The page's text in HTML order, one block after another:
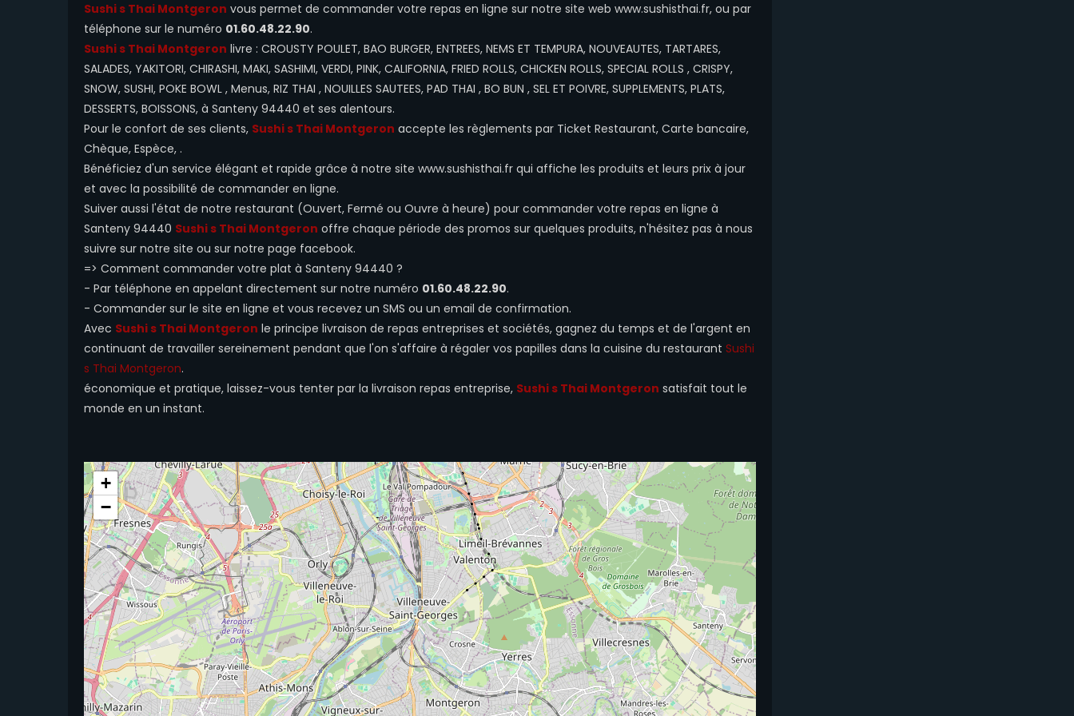
Sushi s Thai Montgeron vous permet de commander votre repas en ligne sur notre site web www.sushisthai.fr, ou par
téléphone sur le numéro 01.60.48.22.90.
Sushi s Thai Montgeron livre : CROUSTY POULET, BAO BURGER, ENTREES, NEMS ET TEMPURA, NOUVEAUTES, TARTARES,
SALADES, YAKITORI, CHIRASHI, MAKI, SASHIMI, VERDI, PINK, CALIFORNIA, FRIED ROLLS, CHICKEN ROLLS, SPECIAL ROLLS , CRISPY,
SNOW, SUSHI, POKE BOWL , Menus, RIZ THAI , NOUILLES SAUTEES, PAD THAI , BO BUN , SEL ET POIVRE, SUPPLEMENTS, PLATS,
DESSERTS, BOISSONS, à Santeny 94440 et ses alentours.
Pour le confort de ses clients, Sushi s Thai Montgeron accepte les règlements par Ticket Restaurant, Carte bancaire,
Chèque, Espèce, .
Bénéficiez d'un service élégant et rapide grâce à notre site www.sushisthai.fr qui affiche les produits et leurs prix à jour
et avec la possibilité de commander en ligne.
Suiver aussi l'état de notre restaurant (Ouvert, Fermé ou Ouvre à heure) pour commander votre repas en ligne à
Santeny 94440 Sushi s Thai Montgeron offre chaque période des promos sur quelques produits, n'hésitez pas à nous
suivre sur notre site ou sur notre page facebook.
=> Comment commander votre plat à Santeny 94440 ?
- Par téléphone en appelant directement sur notre numéro 01.60.48.22.90.
- Commander sur le site en ligne et vous recevez un SMS ou un email de confirmation.
Avec Sushi s Thai Montgeron le principe livraison de repas entreprises et sociétés, gagnez du temps et de l'argent en
continuant de travailler sereinement pendant que l'on s'affaire à régaler vos papilles dans la cuisine du restaurant Sushi
s Thai Montgeron.
économique et pratique, laissez-vous tenter par la livraison repas entreprise, Sushi s Thai Montgeron satisfait tout le
monde en un instant.
+
−